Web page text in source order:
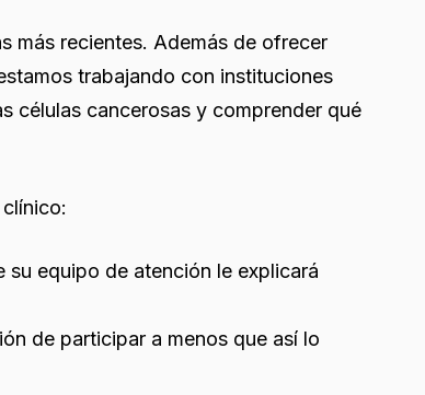
más recientes. Además de ofrecer
trabajando con instituciones
células cancerosas y comprender qué
su equipo de atención le explicará
de participar a menos que así lo